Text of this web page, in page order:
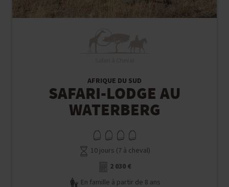
AFRIQUE DU SUD
SAFARI-LODGE AU
WATERBERG
10 jours (7 à cheval)
2 030 €
En famille à partir de 8 ans